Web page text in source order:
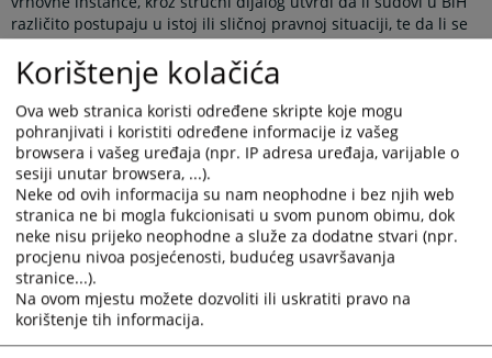
različito postupaju u istoj ili sličnoj pravnoj situaciji, te da li se
tako različito postupanje može ujednačiti usvajanjem pravnih
shvatanja na nivou sudova najviše instance. Javno objavljivanje
ovih shvatanja omogućava građanima i njihovim zastupnicima
korištenje istih prilikom ostvarivanja svojih prava pred sudom,
čime mogu osigurati veću pravnu sigurnost i jednakost pred
zakonom, bez obzira u kom dijelu države žive.
Novi koncept rada Panela predviđa održavanje većeg broja
sastanaka tokom godine, najmanje po jednog iz oblasti
krivičnog, građanskog i upravnog prava. Teme za sastanke
dogovaraju se na pripremnom sastanku, koji se održava
početkom svake kalendarske godine u prostorijama VSTV-a BiH.
Sastanci Panela se potom organizuju u sudovima najviše
instance, čime je napravljen iskorak u odnosu na raniju praksu
kada su se svi sastanci održavali isključivo u VSTV-u BiH.
Korištenje kolačića
Ova web stranica koristi određene skripte koje mogu
pohranjivati i koristiti određene informacije iz vašeg
browsera i vašeg uređaja (npr. IP adresa uređaja, varijable o
sesiji unutar browsera, ...).
Neke od ovih informacija su nam neophodne i bez njih web
stranica ne bi mogla fukcionisati u svom punom obimu, dok
neke nisu prijeko neophodne a služe za dodatne stvari (npr.
procjenu nivoa posjećenosti, budućeg usavršavanja
stranice...).
Na ovom mjestu možete dozvoliti ili uskratiti pravo na
korištenje tih informacija.